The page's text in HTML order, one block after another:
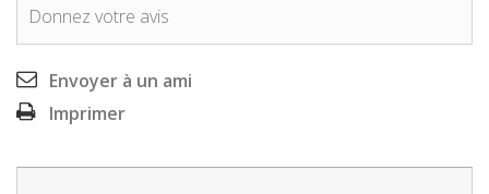
Donnez votre avis
Envoyer à un ami
Imprimer